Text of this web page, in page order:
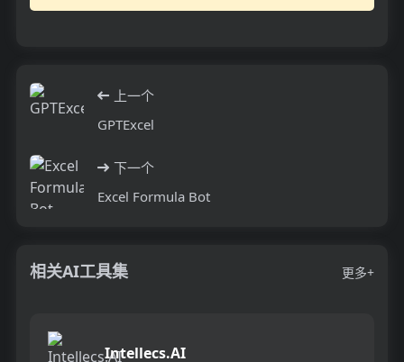
上一个
GPTExcel
下一个
Excel Formula Bot
相关AI工具集 更多+
Intellecs.AI